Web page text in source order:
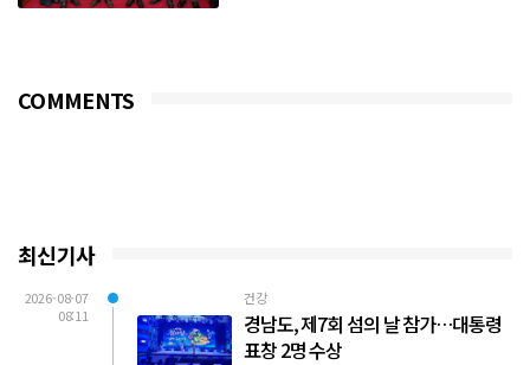
COMMENTS
최신기사
2026-08-07
08:11
건강
경남도, 제7회 섬의 날 참가…대통령
표창 2명 수상